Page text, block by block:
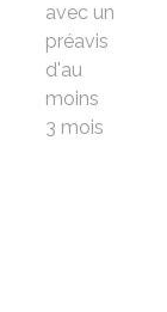
avec un
préavis
d'au
moins
3 mois